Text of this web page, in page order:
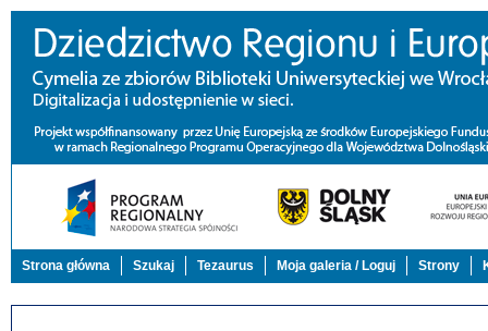
Strona główna Szukaj Tezaurus Moja galeria / Loguj Strony